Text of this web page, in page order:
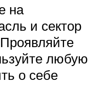
на
и сектор
любую
о себе